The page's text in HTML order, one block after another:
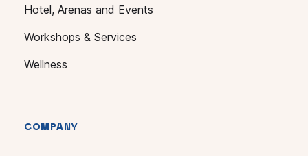
Hotel, Arenas and Events
Workshops & Services
Wellness
COMPANY